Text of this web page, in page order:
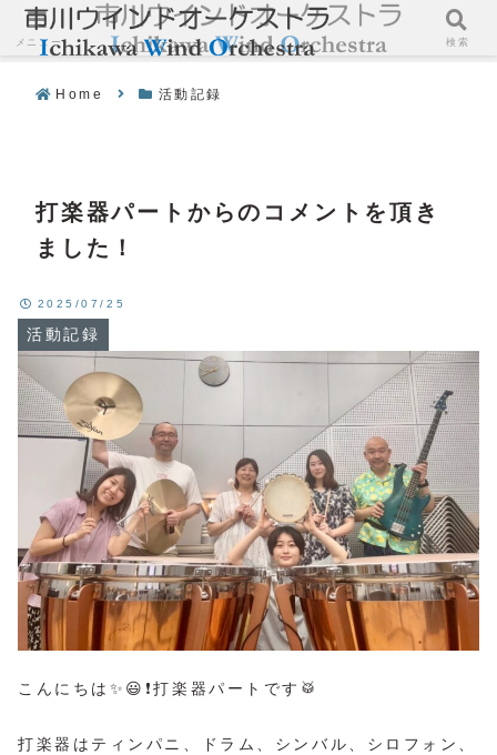
Home 活動記録
打楽器パートからのコメントを頂き
ました！
活動記録
2025/07/25
こんにちは✨😃❗打楽器パートです🥁
打楽器はティンパニ、ドラム、シンバル、シロフォン、
メニュー 検索